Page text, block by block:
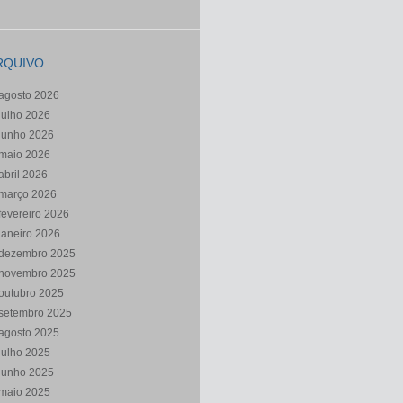
2026
2026
2026
2026
2026
2026
2026
2026
2025
2025
2025
2025
2025
2025
2025
2025